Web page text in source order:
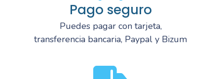
Pago seguro
Puedes pagar con tarjeta,
transferencia bancaria, Paypal y Bizum